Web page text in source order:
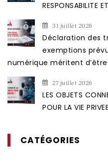
RESPONSABILITE
31 juillet 2026
Déclaration des
exemptions
numérique méritent
27 juillet 2026
LES OBJETS
POUR LA VIE
CATÉGORIES